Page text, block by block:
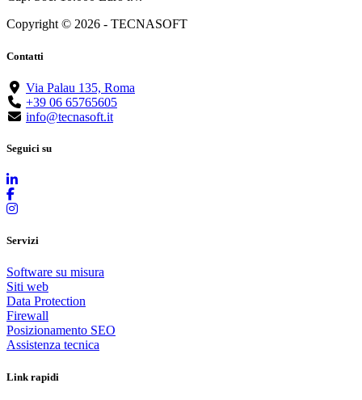
Copyright © 2026 - TECNASOFT
Contatti
Via Palau 135, Roma
+39 06 65765605
info@tecnasoft.it
Seguici su
Servizi
Software su misura
Siti web
Data Protection
Firewall
Posizionamento SEO
Assistenza tecnica
Link rapidi